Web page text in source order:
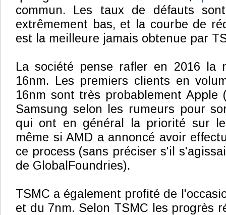
commun. Les taux de défauts
extrêmement bas, et la courbe de
est la meilleure jamais obtenue par
La société pense rafler en 2016 la
16nm. Les premiers clients en
16nm sont très probablement Apple
Samsung selon les rumeurs pour
qui ont en général la priorité sur
même si AMD a annoncé avoir
ce process (sans préciser s'il
de GlobalFoundries).
TSMC a également profité de
et du 7nm. Selon TSMC les progrès